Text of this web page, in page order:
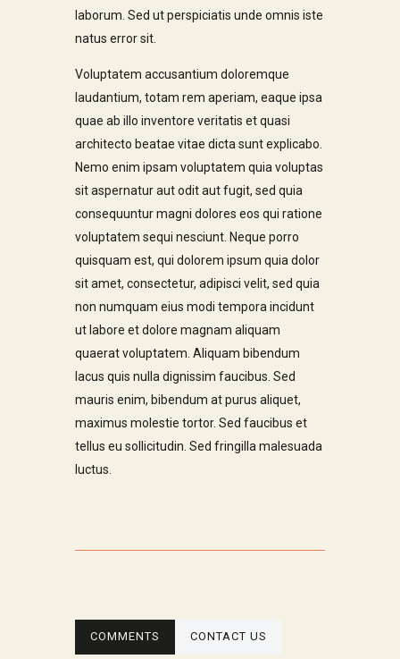
laborum. Sed ut perspiciatis unde omnis iste
natus error sit.
Voluptatem accusantium doloremque
laudantium, totam rem aperiam, eaque ipsa
quae ab illo inventore veritatis et quasi
architecto beatae vitae dicta sunt explicabo.
Nemo enim ipsam voluptatem quia voluptas
sit aspernatur aut odit aut fugit, sed quia
consequuntur magni dolores eos qui ratione
voluptatem sequi nesciunt. Neque porro
quisquam est, qui dolorem ipsum quia dolor
sit amet, consectetur, adipisci velit, sed quia
non numquam eius modi tempora incidunt
ut labore et dolore magnam aliquam
quaerat voluptatem. Aliquam bibendum
lacus quis nulla dignissim faucibus. Sed
mauris enim, bibendum at purus aliquet,
maximus molestie tortor. Sed faucibus et
tellus eu sollicitudin. Sed fringilla malesuada
luctus.
COMMENTS CONTACT US